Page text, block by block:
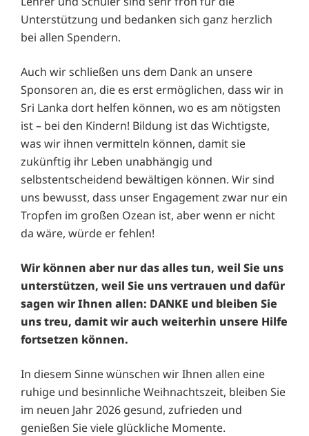
Unterstützung und bedanken sich ganz herzlich
bei allen Spendern.
Auch wir schließen uns dem Dank an unsere
Sponsoren an, die es erst ermöglichen, dass wir in
Sri Lanka dort helfen können, wo es am nötigsten
ist – bei den Kindern! Bildung ist das Wichtigste,
was wir ihnen vermitteln können, damit sie
zukünftig ihr Leben unabhängig und
selbstentscheidend bewältigen können. Wir sind
uns bewusst, dass unser Engagement zwar nur ein
Tropfen im großen Ozean ist, aber wenn er nicht
da wäre, würde er fehlen!
Wir können aber nur das alles tun, weil Sie uns
unterstützen, weil Sie uns vertrauen und dafür
sagen wir Ihnen allen: DANKE und bleiben Sie
uns treu, damit wir auch weiterhin unsere Hilfe
fortsetzen können.
In diesem Sinne wünschen wir Ihnen allen eine
ruhige und besinnliche Weihnachtszeit, bleiben Sie
im neuen Jahr 2026 gesund, zufrieden und
genießen Sie viele glückliche Momente.